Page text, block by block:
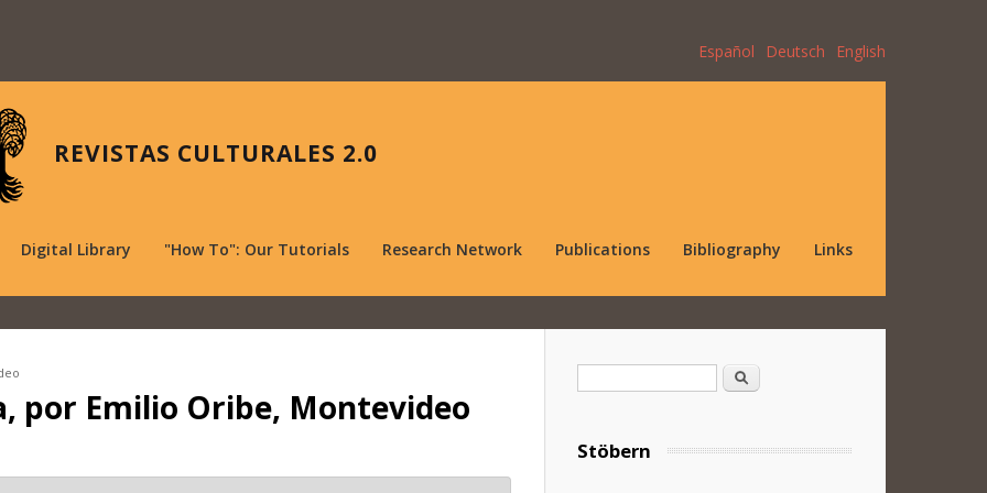
Español Deutsch English
REVISTAS CULTURALES 2.0
Digital Library "How To": Our Tutorials Research Network Publications Bibliography Links
por Emilio Oribe, Montevideo
Search
Stöbern